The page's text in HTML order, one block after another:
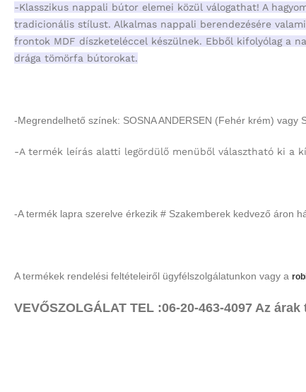
-Klasszikus nappali bútor elemei közül válogathat! A
tradicionális stílust. Alkalmas nappali berendezésére
frontok MDF díszketeléccel készülnek. Ebből kifolyólag a
drága tömörfa bútorokat.
-Megrendelhető színek: SOSNA ANDERSEN (Fehér krém) vagy
-A termék leírás alatti legördülő menüből választható ki a
-A termék lapra szerelve érkezik # Szakemberek kedvező áron
A termékek rendelési feltételeiről ügyfélszolgálatunkon vagy a
VEVŐSZOLGÁLAT TEL :06-20-463-4097 Az